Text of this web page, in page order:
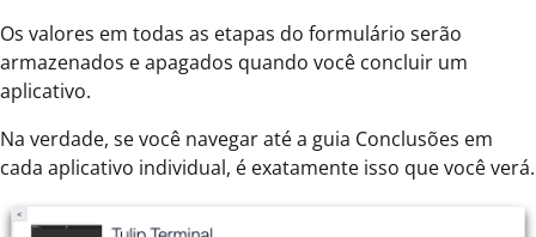
Os valores em todas as etapas do formulário serão
armazenados e apagados quando você concluir um
aplicativo.
Na verdade, se você navegar até a guia Conclusões em
cada aplicativo individual, é exatamente isso que você verá.